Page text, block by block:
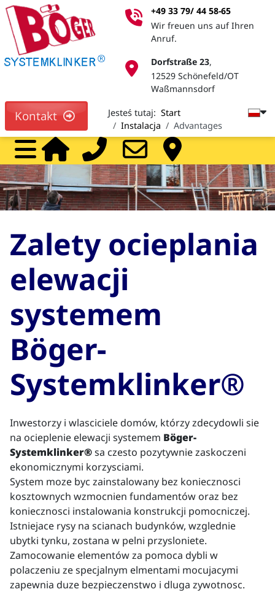
Kontakt
+49 33 79/ 44 58-65
Wir freuen uns auf Ihren
Anruf.
Dorfstraße 23,
12529 Schönefeld/OT
Waßmannsdorf
Jesteś tutaj: Start
Instalacja
Advantages
HomeCall
Zalety ocieplania
elewacji
systemem
Böger-
Systemklinker®
Inwestorzy i wlasciciele domów, którzy zdecydowli sie
na ocieplenie elewacji systemem Böger-
Systemklinker®sa czesto pozytywnie zaskoczeni
ekonomicznymi korzysciami.
System moze byc zainstalowany bez koniecznosci
kosztownych wzmocnien fundamentów oraz bez
koniecznosci instalowania konstrukcji pomocniczej.
Istniejace rysy na scianach budynków, wzglednie
ubytki tynku, zostana w pelni przysloniete.
Zamocowanie elementów za pomoca dybli w
polaczeniu ze specjalnym elmentami mocujacymi
zapewnia duze bezpieczenstwo i dluga zywotnosc.